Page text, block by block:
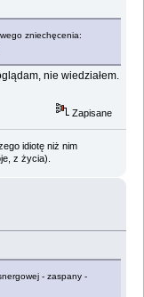
zniechęcenia:
nie wiedziałem.
Zapisane
idiotę niż nim
z życia).
- zaspany -